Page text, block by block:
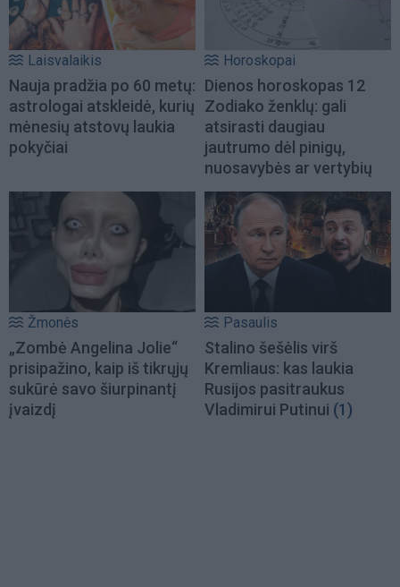
Laisvalaikis
Nauja pradžia po 60 metų:
astrologai atskleidė, kurių
mėnesių atstovų laukia
pokyčiai
Horoskopai
Dienos horoskopas 12
Zodiako ženklų: gali
atsirasti daugiau
jautrumo dėl pinigų,
nuosavybės ar vertybių
Žmonės
„Zombė Angelina Jolie“
prisipažino, kaip iš tikrųjų
sukūrė savo šiurpinantį
įvaizdį
Pasaulis
Stalino šešėlis virš
Kremliaus: kas laukia
Rusijos pasitraukus
Vladimirui Putinui (1)